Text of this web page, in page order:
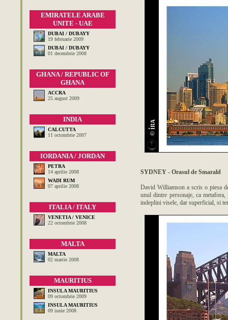
EMIRATELE ARABE
UNITE - UAE
DUBAI / DUBAYY
19 februarie 2009
DUBAI / DUBAYY
01 decembrie 2008
GHANA / REPUBLIC OF
GHANA
ACCRA
25 august 2009
INDIA
CALCUTTA
11 octombrie 2007
IORDANIA / JORDAN
PETRA
14 aprilie 2008
WADI RUM
07 aprilie 2008
ITALIA / ITALY
VENETIA / VENICE
22 octombrie 2008
MALTA
MALTA
02 martie 2008
MAURITIUS
INSULA MAURITIUS
09 octombrie 2009
INSULA MAURITIUS
09 iunie 2008
SYDNEY - Orasul de Smarald
David Williamson a scris o piesa
unul dintre personaje, ca
indeplini visele, dar superficial, si